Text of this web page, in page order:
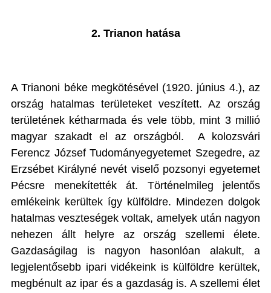
2. Trianon hatása
A Trianoni béke megkötésével (1920. június 4.), az
ország hatalmas területeket veszített. Az ország
területének kétharmada és vele több, mint 3 millió
magyar szakadt el az országból.
A kolozsvári
Ferencz József Tudományegyetemet Szegedre, az
Erzsébet Királyné nevét viselő pozsonyi egyetemet
Pécsre menekítették át. Történelmileg jelentős
emlékeink kerültek így külföldre. Mindezen dolgok
hatalmas veszteségek voltak, amelyek után nagyon
nehezen állt helyre az ország szellemi élete.
Gazdaságilag is nagyon hasonlóan alakult, a
legjelentősebb ipari vidékeink is külföldre kerültek,
megbénult az ipar és a gazdaság is. A szellemi élet